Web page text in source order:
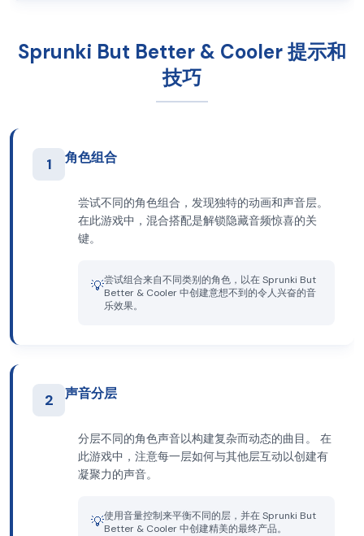
Sprunki But Better & Cooler 提示和
技巧
1 角色组合
尝试不同的角色组合，发现独特的动画和声音层。
在此游戏中，混合搭配是解锁隐藏音频惊喜的关
键。
💡尝试组合来自不同类别的角色，以在 Sprunki But
Better & Cooler 中创建意想不到的令人兴奋的音
乐效果。
2 声音分层
分层不同的角色声音以构建复杂而动态的曲目。 在
此游戏中，注意每一层如何与其他层互动以创建有
凝聚力的声音。
💡使用音量控制来平衡不同的层，并在 Sprunki But
Better & Cooler 中创建精美的最终产品。